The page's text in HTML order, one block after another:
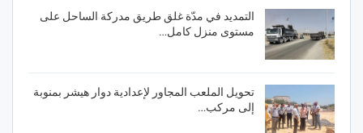
التمديد في مدّة غلق طريق مدركة الساحل على
مستوى منزل كامل…
تحويل الملعب المجاور لإعدادية دوار هيشر بمنوبة
إلى مركب…